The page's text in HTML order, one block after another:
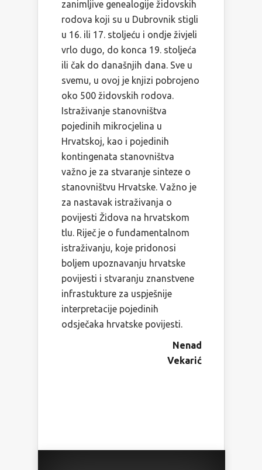
zanimljive genealogije židovskih
rodova koji su u Dubrovnik stigli
u 16. ili 17. stoljeću i ondje živjeli
vrlo dugo, do konca 19. stoljeća
ili čak do današnjih dana. Sve u
svemu, u ovoj je knjizi pobrojeno
oko 500 židovskih rodova.
Istraživanje stanovništva
pojedinih mikrocjelina u
Hrvatskoj, kao i pojedinih
kontingenata stanovništva
važno je za stvaranje sinteze o
stanovništvu Hrvatske. Važno je
za nastavak istraživanja o
povijesti Židova na hrvatskom
tlu. Riječ je o fundamentalnom
istraživanju, koje pridonosi
boljem upoznavanju hrvatske
povijesti i stvaranju znanstvene
infrastukture za uspješnije
interpretacije pojedinih
odsječaka hrvatske povijesti.
Nenad
Vekarić